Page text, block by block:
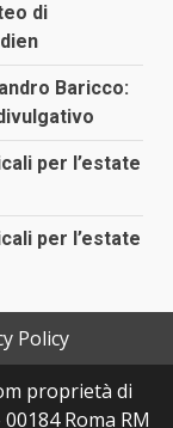
di
Baricco:
per l’estate
per l’estate
Policy
proprietà di
Roma RM